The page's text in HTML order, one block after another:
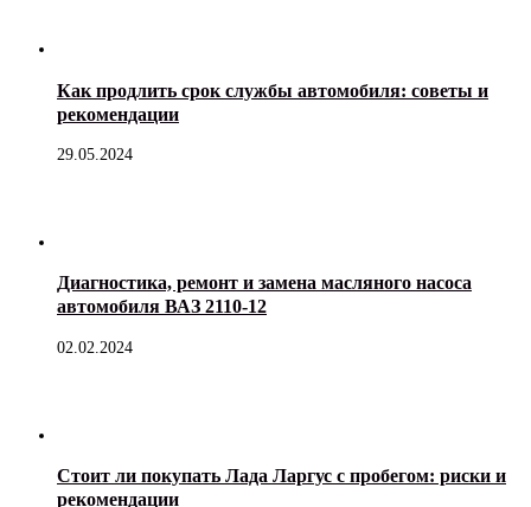
Как продлить срок службы автомобиля: советы и
рекомендации
29.05.2024
Диагностика, ремонт и замена масляного насоса
автомобиля ВАЗ 2110-12
02.02.2024
Стоит ли покупать Лада Ларгус с пробегом: риски и
рекомендации